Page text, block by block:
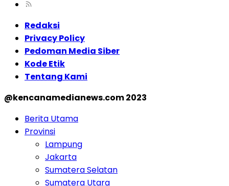
Redaksi
Privacy Policy
Pedoman Media Siber
Kode Etik
Tentang Kami
@kencanamedianews.com 2023
Berita Utama
Provinsi
Lampung
Jakarta
Sumatera Selatan
Sumatera Utara